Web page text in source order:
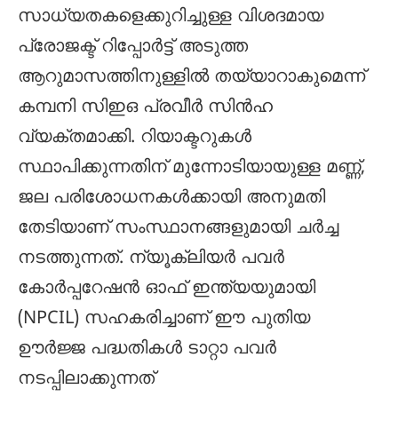
സാധ്യതകളെക്കുറിച്ചുള്ള വിശദമായ
പ്രോജക്ട് റിപ്പോർട്ട് അടുത്ത
ആറുമാസത്തിനുള്ളിൽ തയ്യാറാകുമെന്ന്
കമ്പനി സിഇഒ പ്രവീർ സിൻഹ
വ്യക്തമാക്കി. റിയാക്ടറുകൾ
സ്ഥാപിക്കുന്നതിന് മുന്നോടിയായുള്ള മണ്ണ്,
ജല പരിശോധനകൾക്കായി അനുമതി
തേടിയാണ് സംസ്ഥാനങ്ങളുമായി ചർച്ച
നടത്തുന്നത്. ന്യൂക്ലിയർ പവർ
കോർപ്പറേഷൻ ഓഫ് ഇന്ത്യയുമായി
(NPCIL) സഹകരിച്ചാണ് ഈ പുതിയ
ഊർജ്ജ പദ്ധതികൾ ടാറ്റാ പവർ
നടപ്പിലാക്കുന്നത്